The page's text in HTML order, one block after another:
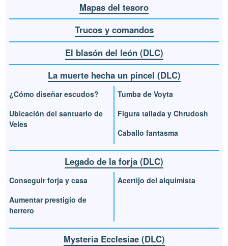
Mapas del tesoro
Trucos y comandos
El blasón del león (DLC)
La muerte hecha un pincel (DLC)
¿Cómo diseñar escudos?
Ubicación del santuario de
Veles
Tumba de Voyta
Figura tallada y Chrudosh
Caballo fantasma
Legado de la forja (DLC)
Conseguir forja y casa
Aumentar prestigio de
herrero
Acertijo del alquimista
Mysteria Ecclesiae (DLC)